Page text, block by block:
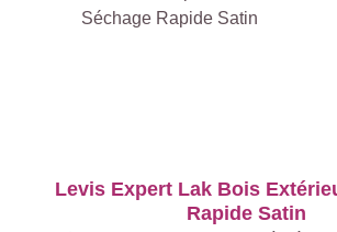
Levis Expert Lak Bois
Rapide Satin